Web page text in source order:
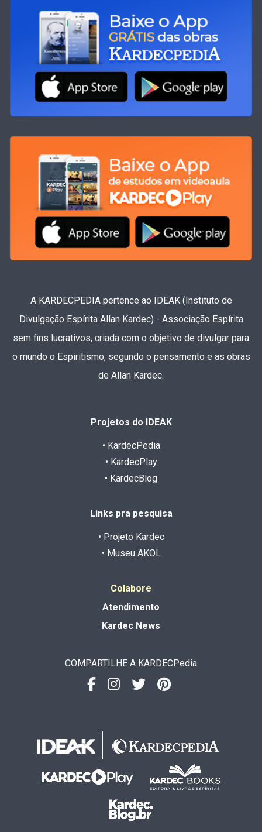
A KARDECPEDIA pertence ao IDEAK (Instituto de
Divulgação Espírita Allan Kardec) - Associação Espírita
sem fins lucrativos, criada com o objetivo de divulgar para
o mundo o Espiritismo, segundo o pensamento e as obras
de Allan Kardec.
Projetos do IDEAK
• KardecPedia
• KardecPlay
• KardecBlog
Links pra pesquisa
• Projeto Kardec
• Museu AKOL
Colabore
Atendimento
Kardec News
COMPARTILHE A KARDECPedia